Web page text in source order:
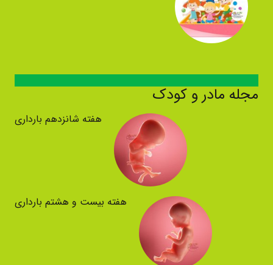
مجله مادر و کودک
هفته شانزدهم بارداری
هفته بیست و هشتم بارداری